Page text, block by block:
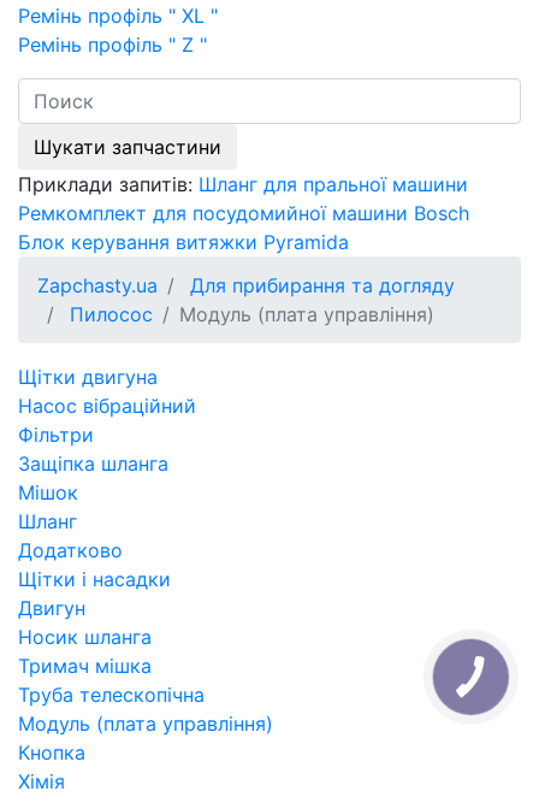
Ремінь профіль " XL "
Ремінь профіль " Z "
Шукати запчастини
Приклади запитів: Шланг для пральної машини
Ремкомплект для посудомийної машини Bosch
Блок керування витяжки Pyramida
Zapchasty.ua
Для прибирання та догляду
Пилосос
Модуль (плата управління)
Щітки двигуна
Насос вібраційний
Фільтри
Защіпка шланга
Мішок
Шланг
Додатково
Щітки і насадки
Двигун
Носик шланга
Тримач мішка
Труба телескопічна
Модуль (плата управління)
Кнопка
Хімія